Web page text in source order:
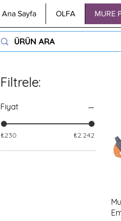
Ana Sayfa OLFA MURE
Filtrele:
Fiyat
₺230 ₺2.242